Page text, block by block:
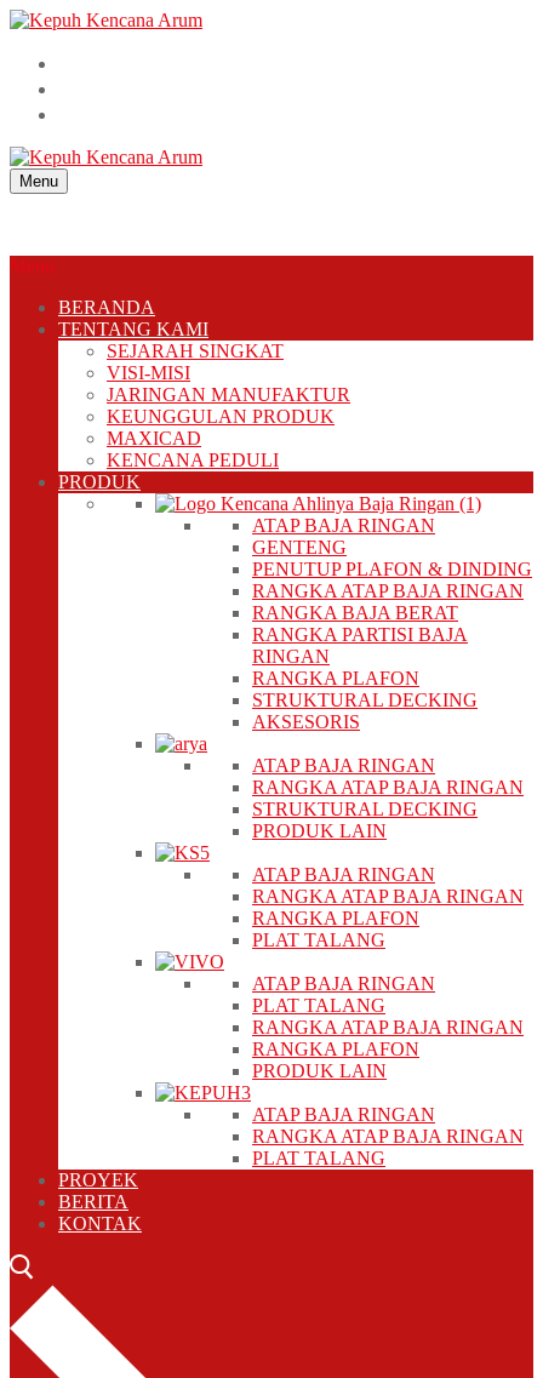
Skip
content
Menu
Close
Menu
Menu
BERANDA
TENTANG KAMI
SEJARAH SINGKAT
VISI-MISI
JARINGAN MANUFAKTUR
KEUNGGULAN PRODUK
MAXICAD
KENCANA PEDULI
PRODUK
ATAP BAJA RINGAN
GENTENG
PENUTUP PLAFON & DINDING
RANGKA ATAP BAJA RINGAN
RANGKA BAJA BERAT
RANGKA PARTISI BAJA
RINGAN
RANGKA PLAFON
STRUKTURAL DECKING
AKSESORIS
ATAP BAJA RINGAN
RANGKA ATAP BAJA RINGAN
STRUKTURAL DECKING
PRODUK LAIN
ATAP BAJA RINGAN
RANGKA ATAP BAJA RINGAN
RANGKA PLAFON
PLAT TALANG
ATAP BAJA RINGAN
PLAT TALANG
RANGKA ATAP BAJA RINGAN
RANGKA PLAFON
PRODUK LAIN
ATAP BAJA RINGAN
RANGKA ATAP BAJA RINGAN
PLAT TALANG
PROYEK
BERITA
KONTAK